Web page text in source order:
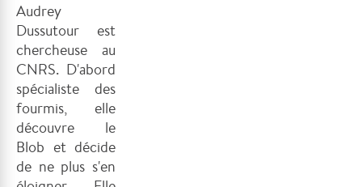
Audrey
Dussutour est
chercheuse au
CNRS. D'abord
spécialiste des
fourmis, elle
découvre le
Blob et décide
de ne plus s'en